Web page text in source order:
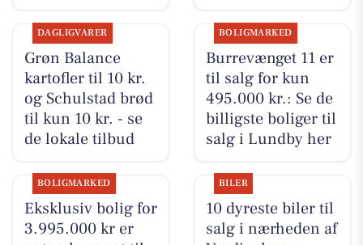
DAGLIGVARER
Grøn Balance
kartofler til 10 kr.
og Schulstad brød
til kun 10 kr. - se
de lokale tilbud
BOLIGMARKED
Burrevænget 11 er
til salg for kun
495.000 kr.: Se de
billigste boliger til
salg i Lundby her
BOLIGMARKED
Eksklusiv bolig for
3.995.000 kr er
BILER
10 dyreste biler til
salg i nærheden af